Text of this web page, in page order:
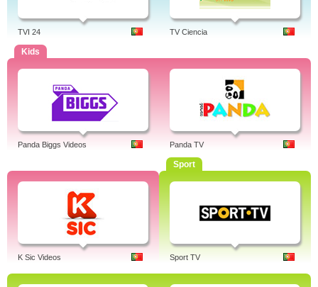
TVI 24 TV Ciencia
Kids
Panda Biggs Videos Panda TV
K Sic Videos
Sport
Sport TV